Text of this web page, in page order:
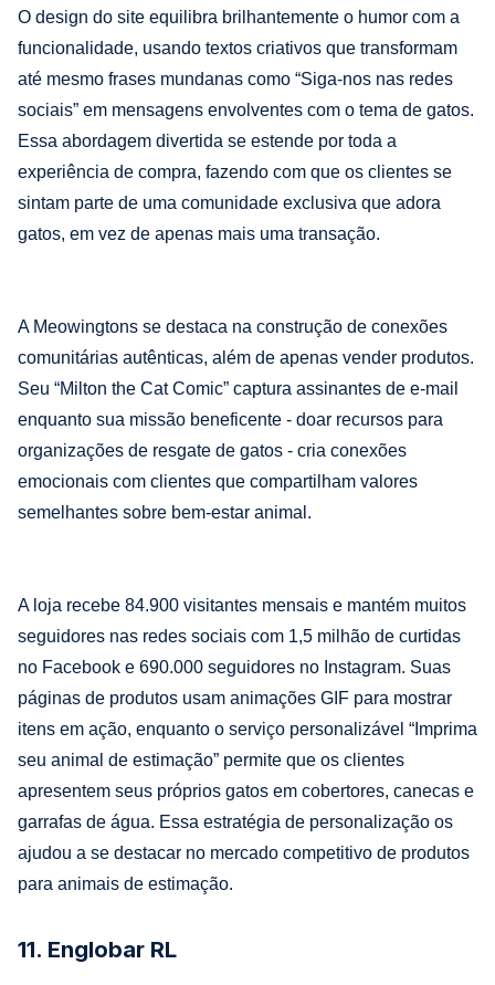
O design do site equilibra brilhantemente o humor com a
funcionalidade, usando textos criativos que transformam
até mesmo frases mundanas como “Siga-nos nas redes
sociais” em mensagens envolventes com o tema de gatos.
Essa abordagem divertida se estende por toda a
experiência de compra, fazendo com que os clientes se
sintam parte de uma comunidade exclusiva que adora
gatos, em vez de apenas mais uma transação.
A Meowingtons se destaca na construção de conexões
comunitárias autênticas, além de apenas vender produtos.
Seu “Milton the Cat Comic” captura assinantes de e-mail
enquanto sua missão beneficente - doar recursos para
organizações de resgate de gatos - cria conexões
emocionais com clientes que compartilham valores
semelhantes sobre bem-estar animal.
A loja recebe 84.900 visitantes mensais e mantém muitos
seguidores nas redes sociais com 1,5 milhão de curtidas
no Facebook e 690.000 seguidores no Instagram. Suas
páginas de produtos usam animações GIF para mostrar
itens em ação, enquanto o serviço personalizável “Imprima
seu animal de estimação” permite que os clientes
apresentem seus próprios gatos em cobertores, canecas e
garrafas de água. Essa estratégia de personalização os
ajudou a se destacar no mercado competitivo de produtos
para animais de estimação.
11. Englobar RL